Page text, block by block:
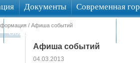
Документы Современная
Общественные обсуждения
/ Афиша событий
Афиша событий
04.03.2013